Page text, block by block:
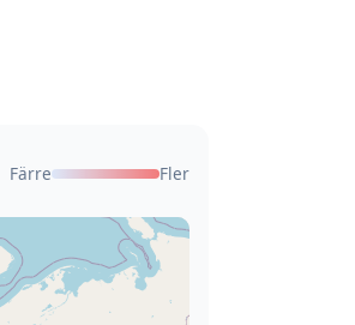
Färre Fler